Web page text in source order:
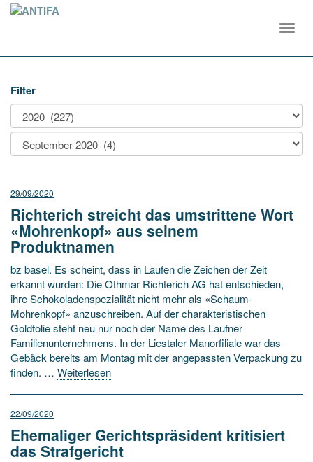
Filter
29/09/2020
Richterich streicht das umstrittene Wort
«Mohrenkopf» aus seinem
Produktnamen
bz basel. Es scheint, dass in Laufen die Zeichen der Zeit
erkannt wurden: Die Othmar Richterich AG hat entschieden,
ihre Schokoladenspezialität nicht mehr als «Schaum-
Mohrenkopf» anzuschreiben. Auf der charakteristischen
Goldfolie steht neu nur noch der Name des Laufner
Familienunternehmens. In der Liestaler Manorfiliale war das
Gebäck bereits am Montag mit der angepassten Verpackung zu
finden. … Weiterlesen
22/09/2020
Ehemaliger Gerichtspräsident kritisiert
das Strafgericht